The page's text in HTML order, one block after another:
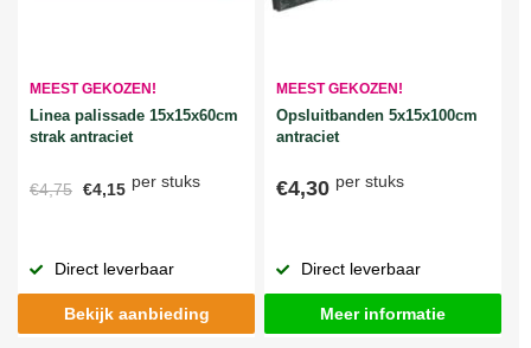
MEEST GEKOZEN!
Linea palissade 15x15x60cm
strak antraciet
€4,75 €4,15 per stuks
Direct leverbaar
Bekijk aanbieding
MEEST GEKOZEN!
Opsluitbanden 5x15x100cm
antraciet
€4,30 per stuks
Direct leverbaar
Meer informatie